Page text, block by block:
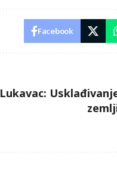
Facebook
Lukavac: